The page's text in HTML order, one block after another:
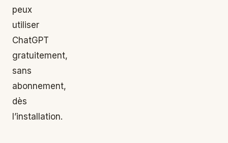
peux
utiliser
ChatGPT
gratuitement,
sans
abonnement,
dès
l’installation.